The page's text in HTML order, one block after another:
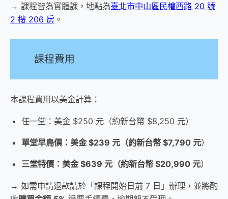
→ 課程皆為實體課，地點為臺北市中山區民權西路 20 號
2 樓 206 房 。
課程費用
本課程費用以美金計算：
任一堂：美金 $250 元（約新台幣 $8,250 元）
單堂早鳥價：美金 $239 元（約新台幣 $7,790 元）
三堂特價：美金 $639 元（約新台幣 $20,990 元）
→ 如需申請退款請於「課程開始日前 7 日」辦理，並將酌